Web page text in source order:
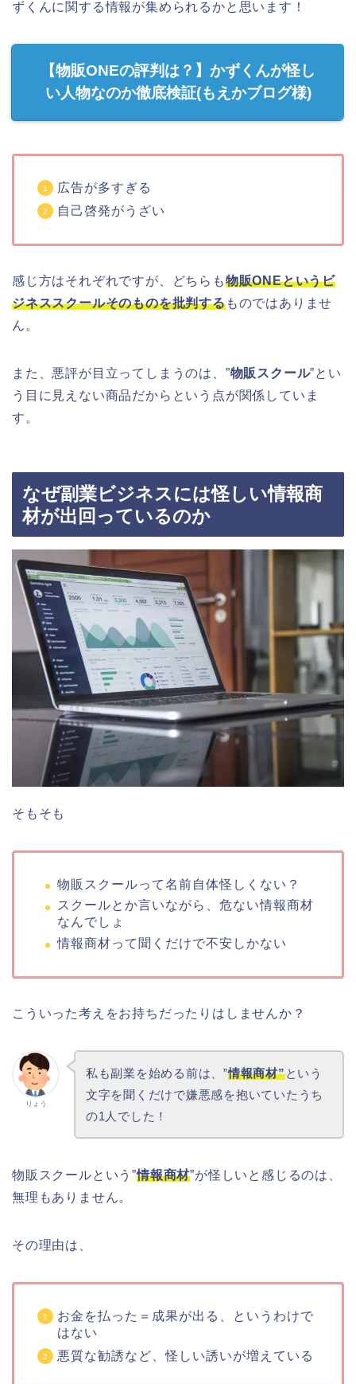
ずくんに関する情報が集められるかと思います！
【物販ONEの評判は？】かずくんが怪し
い人物なのか徹底検証(もえかブログ様)
広告が多すぎる
自己啓発がうざい
感じ方はそれぞれですが、どちらも物販ONEというビ
ジネススクールそのものを批判するものではありませ
ん。
また、悪評が目立ってしまうのは、”物販スクール”とい
う目に見えない商品だからという点が関係していま
す。
なぜ副業ビジネスには怪しい情報商
材が出回っているのか
そもそも
物販スクールって名前自体怪しくない？
スクールとか言いながら、危ない情報商材
なんでしょ
情報商材って聞くだけで不安しかない
こういった考えをお持ちだったりはしませんか？
りょう
私も副業を始める前は、”情報商材”という
文字を聞くだけで嫌悪感を抱いていたうち
の1人でした！
物販スクールという”情報商材”が怪しいと感じるのは、
無理もありません。
その理由は、
お金を払った＝成果が出る、というわけで
はない
悪質な勧誘など、怪しい誘いが増えている